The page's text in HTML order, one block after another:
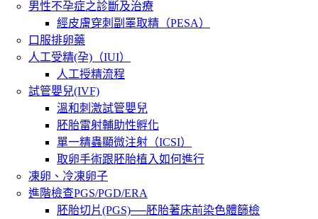
男性不孕症之診斷及治療
經皮膚穿刺副睪取精（PESA）
口服排卵藥
人工受精(孕)（IUI）
人工授精流程
試管嬰兒(IVF)
溫和刺激試管嬰兒
胚胎雷射輔助性孵化
單一精蟲顯微注射（ICSI）
取卵手術跟胚胎植入如何進行
凍卵、冷凍卵子
進階檢查PGS/PGD/ERA
胚胎切片(PGS)──胚胎著床前染色體篩檢